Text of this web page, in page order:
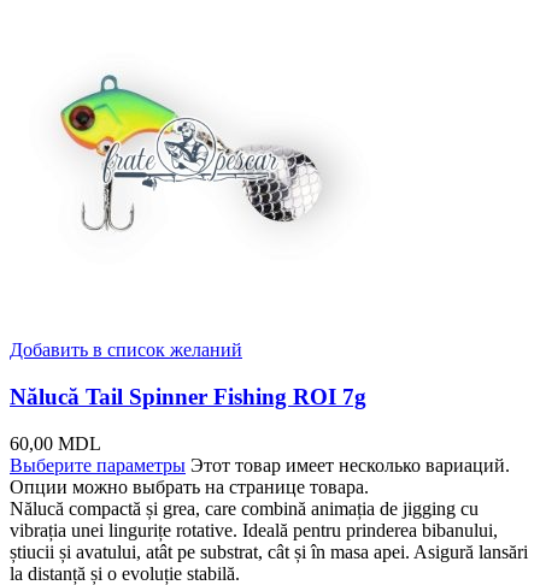
Добавить в список желаний
Nălucă Tail Spinner Fishing ROI 7g
60,00 MDL
Выберите параметры Этот товар имеет несколько вариаций.
Опции можно выбрать на странице товара.
Nălucă compactă și grea, care combină animația de jigging cu
vibrația unei lingurițe rotative. Ideală pentru prinderea bibanului,
știucii și avatului, atât pe substrat, cât și în masa apei. Asigură lansări
la distanță și o evoluție stabilă.